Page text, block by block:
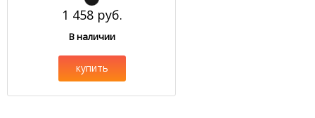
1 458 руб.
В наличии
купить